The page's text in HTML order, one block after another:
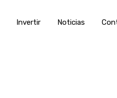
Venta Servicios
Invertir Noticias